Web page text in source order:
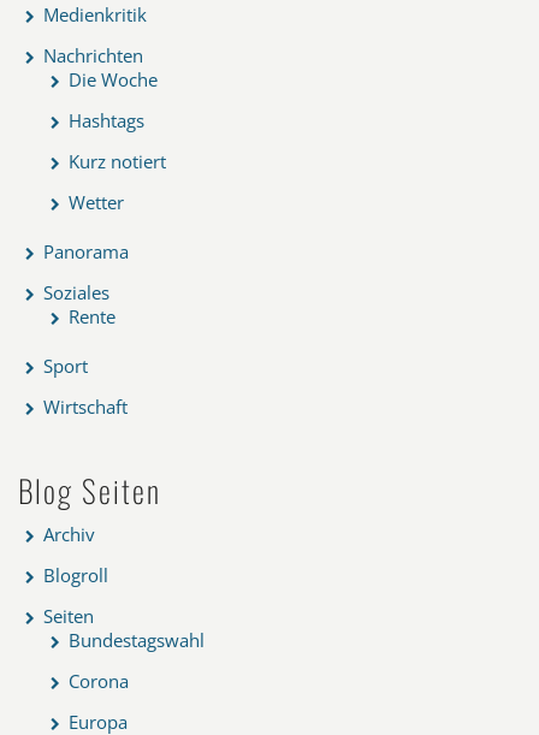
Medienkritik
Nachrichten
Die Woche
Hashtags
Kurz notiert
Wetter
Panorama
Soziales
Rente
Sport
Wirtschaft
Blog Seiten
Archiv
Blogroll
Seiten
Bundestagswahl
Corona
Europa